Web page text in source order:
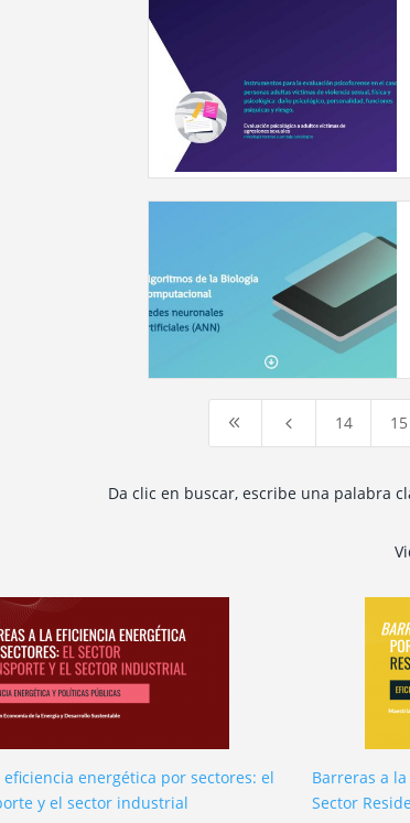
8 4 14 15
Da clic en buscar, escribe una palabra
energética por sectores: el
y el sector industrial
Barreras a
Sector